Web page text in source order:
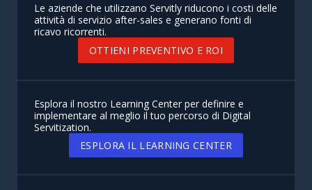
Le aziende che utilizzano Servitly riducono i costi delle
attività di servizio after-sales e generano fonti di
ricavo ricorrenti.
OTTIENI PREVENTIVO E ROI
Esplora il nostro Learning Center per definire e
implementare al meglio il tuo percorso di Digital
Servitization.
ESPLORA IL LEARNING CENTER